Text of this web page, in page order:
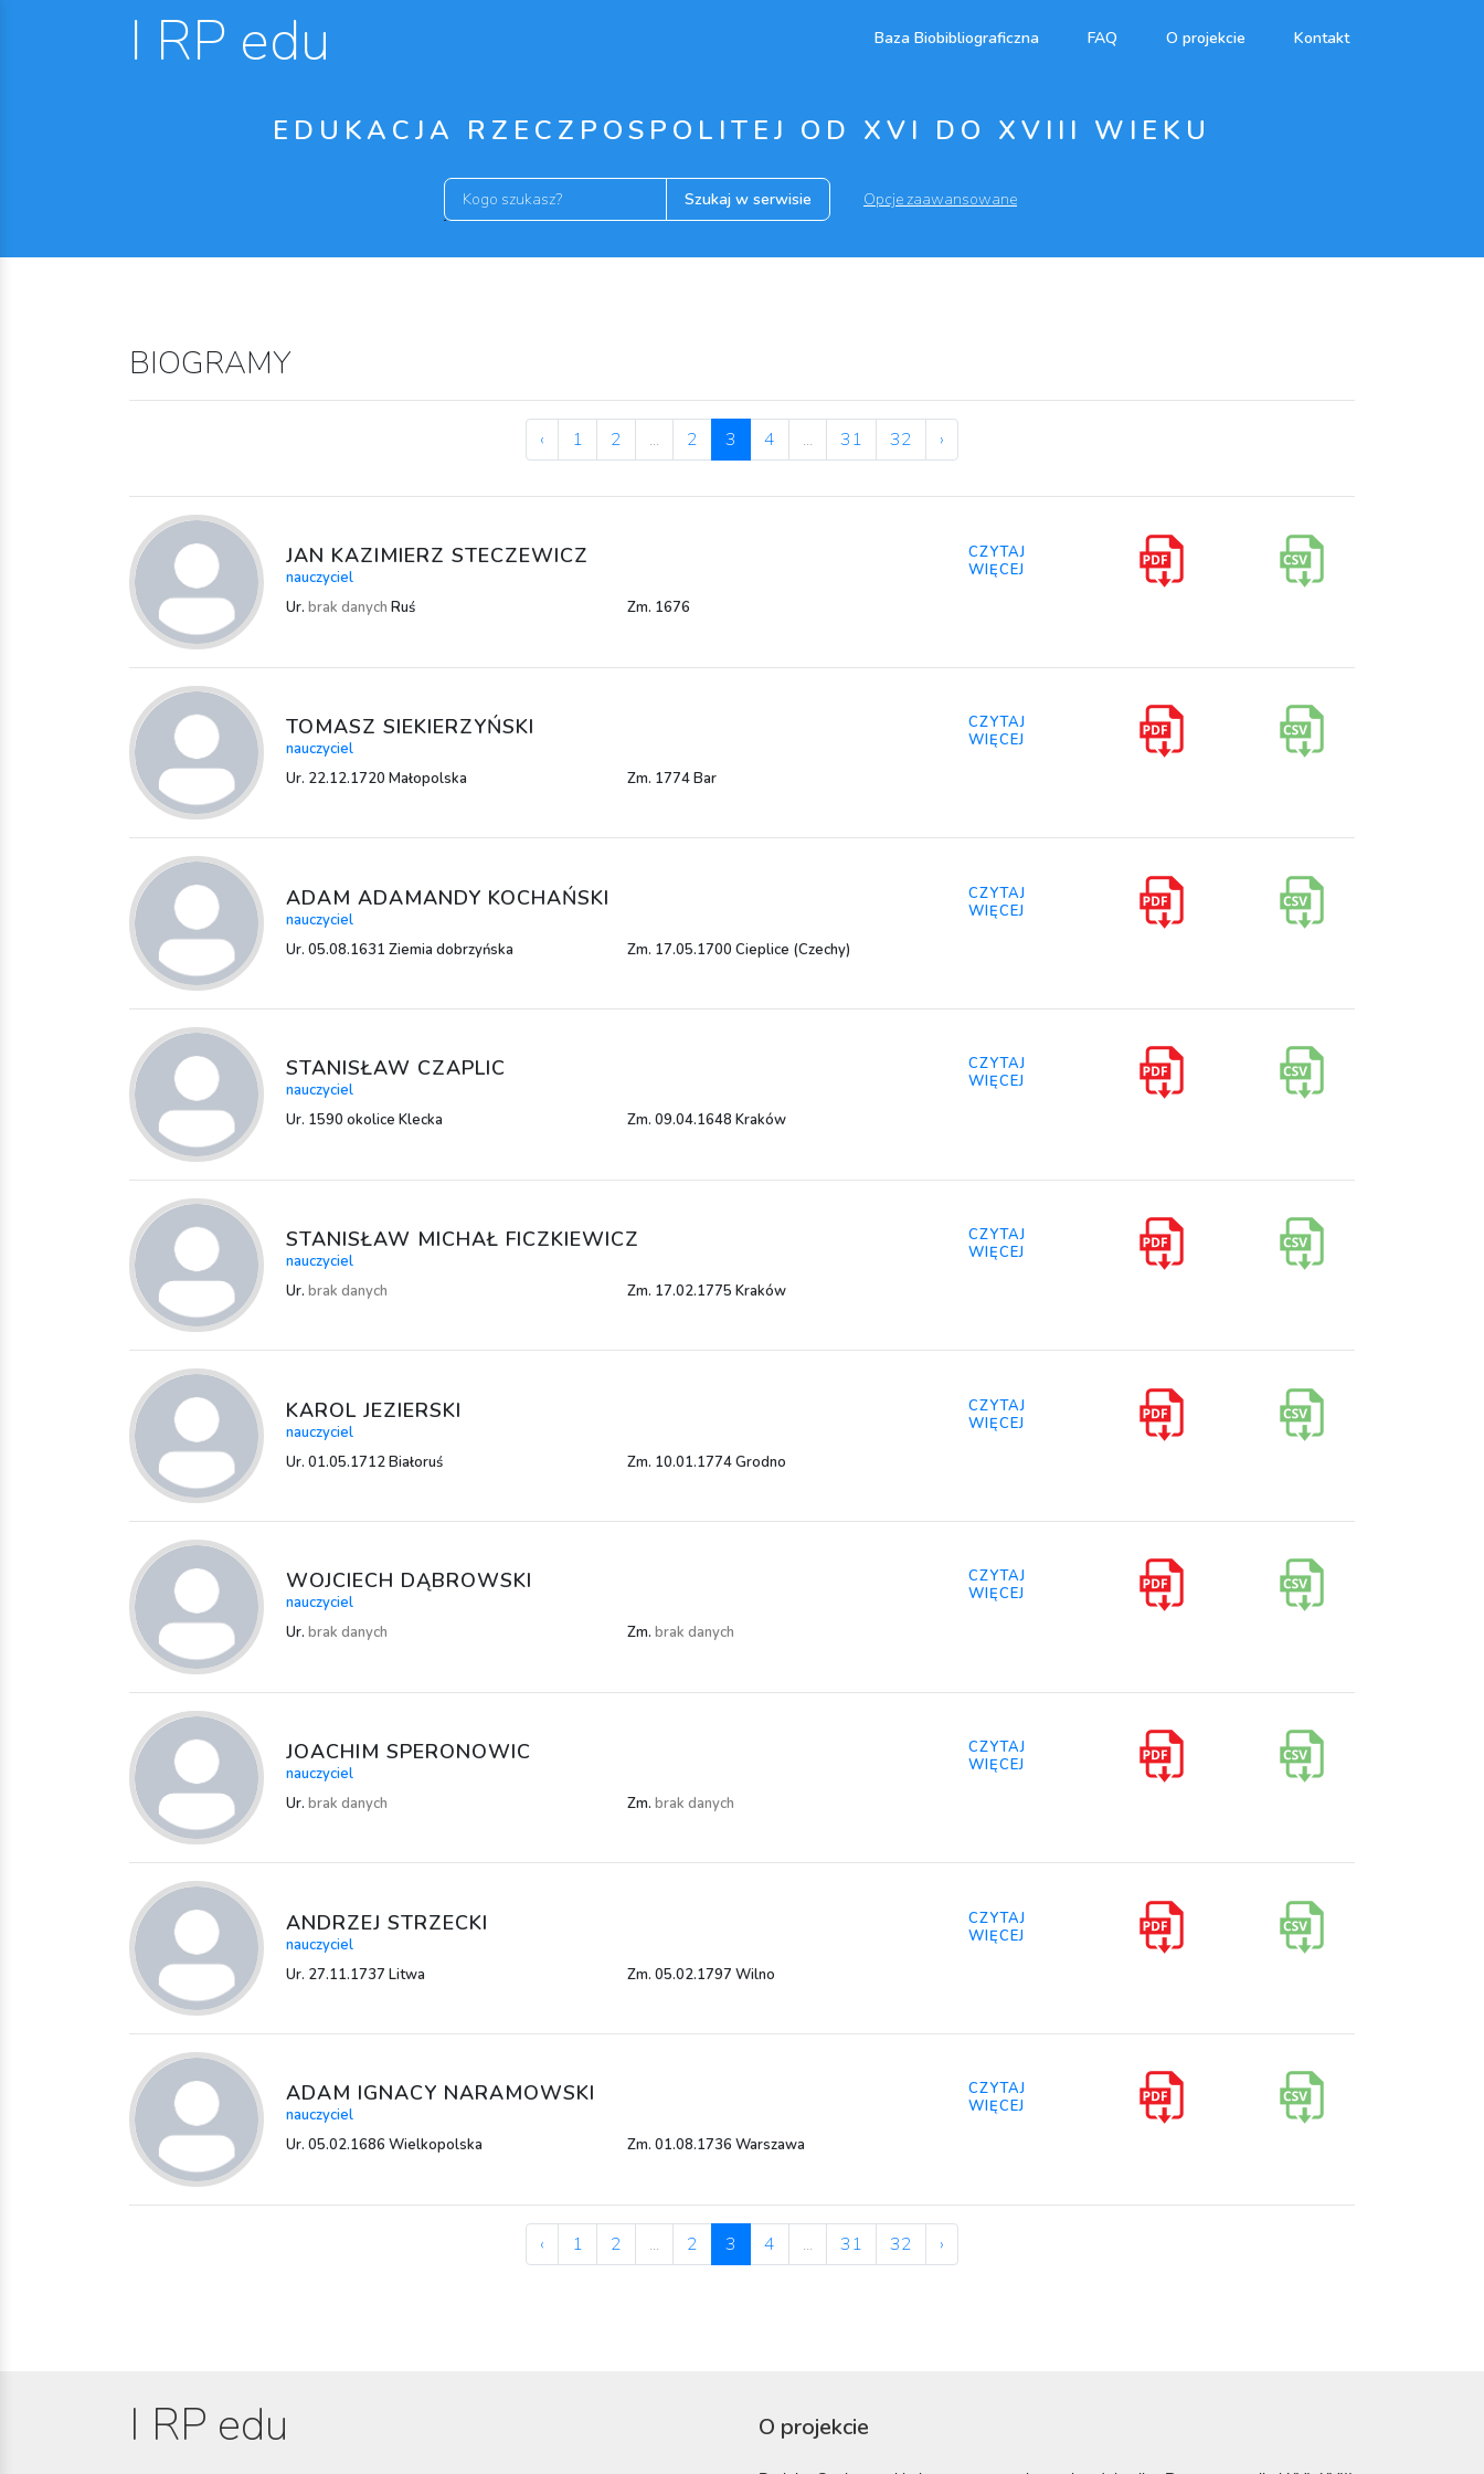
I RP edu Baza Biobibliograficzna FAQ O projekcie Kontakt
EDUKACJA RZECZPOSPOLITEJ OD XVI DO XVIII WIEKU
Szukaj w serwisie Opcje zaawansowane
BIOGRAMY
‹ 1 2 ... 2 3 4 ... 31 32 ›
JAN KAZIMIERZ STECZEWICZ
nauczyciel
Ur. brak danych Ruś Zm. 1676
CZYTAJ
WIĘCEJ
TOMASZ SIEKIERZYŃSKI
nauczyciel
Ur. 22.12.1720 Małopolska
Zm. 1774 Bar
CZYTAJ
WIĘCEJ
ADAM ADAMANDY KOCHAŃSKI
nauczyciel
Ur. 05.08.1631 Ziemia dobrzyńska
Zm. 17.05.1700 Cieplice (Czechy)
CZYTAJ
WIĘCEJ
STANISŁAW CZAPLIC
nauczyciel
Ur. 1590 okolice Klecka
Zm. 09.04.1648 Kraków
CZYTAJ
WIĘCEJ
STANISŁAW MICHAŁ FICZKIEWICZ
nauczyciel
Ur. brak danych Zm. 17.02.1775 Kraków
CZYTAJ
WIĘCEJ
KAROL JEZIERSKI
nauczyciel
Ur. 01.05.1712 Białoruś
Zm. 10.01.1774 Grodno
CZYTAJ
WIĘCEJ
WOJCIECH DĄBROWSKI
nauczyciel
Ur. brak danych Zm. brak danych
CZYTAJ
WIĘCEJ
JOACHIM SPERONOWIC
nauczyciel
Ur. brak danych Zm. brak danych
CZYTAJ
WIĘCEJ
ANDRZEJ STRZECKI
nauczyciel
Ur. 27.11.1737 Litwa
Zm. 05.02.1797 Wilno
CZYTAJ
WIĘCEJ
ADAM IGNACY NARAMOWSKI
nauczyciel
Ur. 05.02.1686 Wielkopolska
Zm. 01.08.1736 Warszawa
CZYTAJ
WIĘCEJ
‹ 1 2 ... 2 3 4 ... 31 32 ›
I RP edu O projekcie